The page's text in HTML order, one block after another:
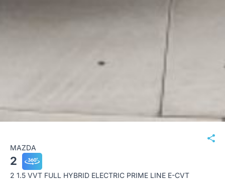
MAZDA
2
2 1.5 VVT FULL HYBRID ELECTRIC PRIME LINE E-CVT